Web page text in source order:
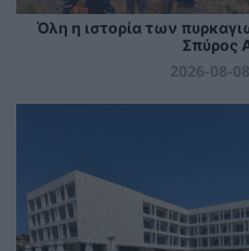
Όλη η ιστορία των
Σπύρος
2026-08-